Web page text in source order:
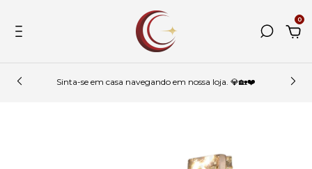
0
Sinta-se em casa navegando em nossa loja. 💎🏡❤️